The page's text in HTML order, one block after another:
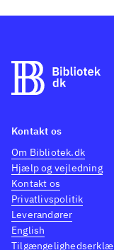
Kontakt os
Om Bibliotek.dk
Hjælp og vejledning
Kontakt os
Privatlivspolitik
Leverandører
English